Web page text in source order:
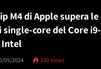
M4 di Apple supera le
core del Core i9-
Intel
05/2024 130Views